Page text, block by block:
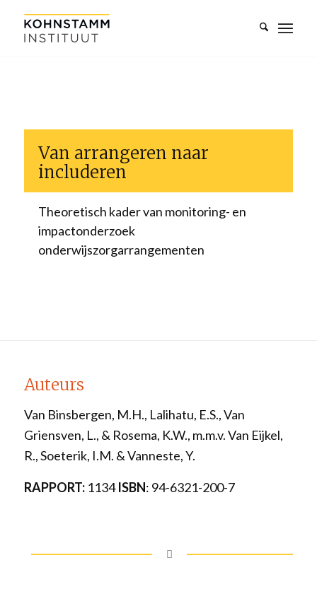
Van arrangeren naar
includeren
Theoretisch kader van monitoring- en
impactonderzoek
onderwijszorgarrangementen
Auteurs
Van Binsbergen, M.H., Lalihatu, E.S., Van
Griensven, L., & Rosema, K.W., m.m.v. Van Eijkel,
R., Soeterik, I.M. & Vanneste, Y.
RAPPORT:1134ISBN: 94-6321-200-7